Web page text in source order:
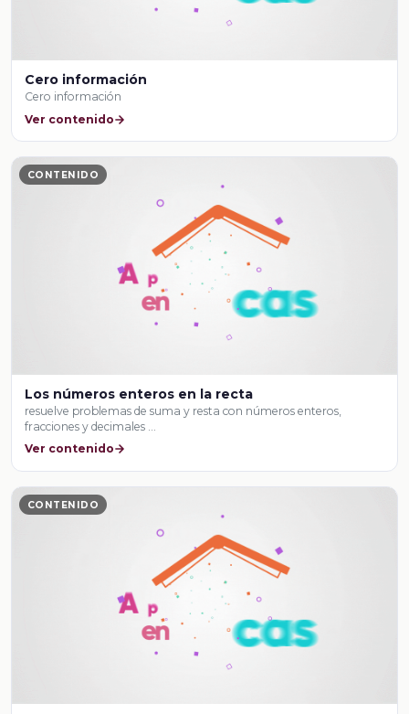
Cero información
Cero información
Ver contenido
CONTENIDO
Los números enteros en la recta
resuelve problemas de suma y resta con números enteros,
fracciones y decimales …
Ver contenido
CONTENIDO